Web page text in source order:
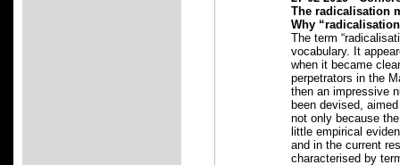
The radicalisation
Why
The term
vocabulary. It
when it became
perpetrators in the
then an impressive
been devised,
not only because
little empirical
and in the current
characterised by